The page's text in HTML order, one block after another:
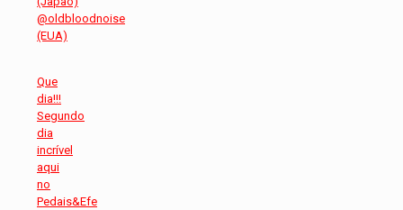
Que
dia!!!
Segundo
dia
incrível
aqui
no
Pedais&Efe